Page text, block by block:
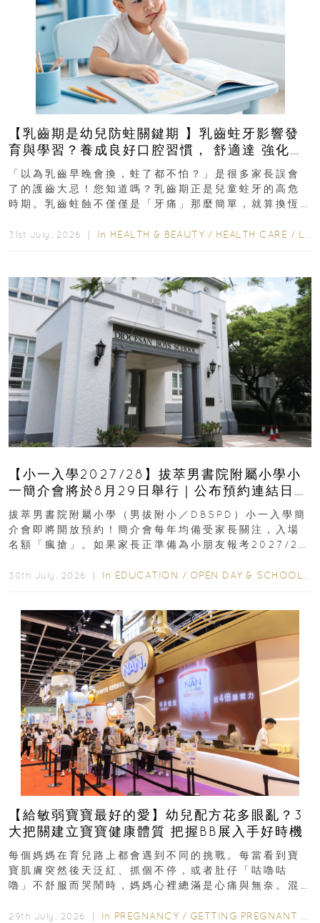
【乳齒期是幼兒防蛀關鍵期 】乳齒蛀牙影響發
育與學習？養成良好口腔習慣， 舒適達 強化琺
瑯質 兒童牙膏防護指南
「以為乳齒早晚會換，蛀了都不怕？」是很多家長誤會
了的護齒大忌！您知道嗎？乳齒期正是兒童蛀牙的高危
時期。乳齒蛀蝕不僅僅是「牙痛」那麼簡單，就算換恆
31st July, 2026 ｜ In HEALTH & BEAUTY / HEALTH CARE / LIFESTYLE
【小一入學2027/28】拔萃男書院附屬小學小
一簡介會將於8月29日舉行｜公布預約連結日期
｜更設有網上重溫
拔萃男書院附屬小學（男拔附小／DBSPD）小一入學簡
介會即將開放預約！簡介會每年均備受家長關注，入場
名額「瘋搶」。如果家長正準備為小朋友報考2027/28
30th July, 2026 ｜ In EDUCATION / OPEN DAY & SCHOOL EVENTS
【給敏弱寶寶最好的愛】幼兒配方花多眼亂？3
大把關建立寶寶健康體質 把握BB展入手好時機
每個媽媽在育兒路上都會遇到不同的挑戰。每當看到寶
寶肌膚突然後天泛紅、抓個不停，或者肚仔「咕嚕咕
嚕」不舒服而哭鬧時，媽媽心裡總滿是心痛與無奈。混
29th July, 2026 ｜ In PREGNANCY / GETTING PREGNANT